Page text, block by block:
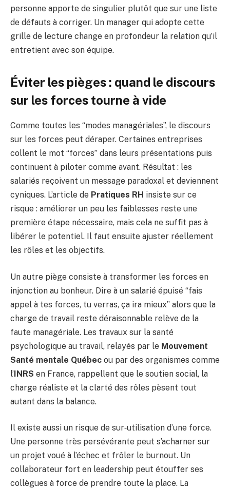
personne apporte de singulier plutôt que sur une liste
de défauts à corriger. Un manager qui adopte cette
grille de lecture change en profondeur la relation qu’il
entretient avec son équipe.
Éviter les pièges : quand le discours
sur les forces tourne à vide
Comme toutes les “modes managériales”, le discours
sur les forces peut déraper. Certaines entreprises
collent le mot “forces” dans leurs présentations puis
continuent à piloter comme avant. Résultat : les
salariés reçoivent un message paradoxal et deviennent
cyniques. L’article de Pratiques RH insiste sur ce
risque : améliorer un peu les faiblesses reste une
première étape nécessaire, mais cela ne suffit pas à
libérer le potentiel. Il faut ensuite ajuster réellement
les rôles et les objectifs.
Un autre piège consiste à transformer les forces en
injonction au bonheur. Dire à un salarié épuisé “fais
appel à tes forces, tu verras, ça ira mieux” alors que la
charge de travail reste déraisonnable relève de la
faute managériale. Les travaux sur la santé
psychologique au travail, relayés par le Mouvement
Santé mentale Québec ou par des organismes comme
l’INRS en France, rappellent que le soutien social, la
charge réaliste et la clarté des rôles pèsent tout
autant dans la balance.
Il existe aussi un risque de sur‑utilisation d’une force.
Une personne très persévérante peut s’acharner sur
un projet voué à l’échec et frôler le burnout. Un
collaborateur fort en leadership peut étouffer ses
collègues à force de prendre toute la place. La